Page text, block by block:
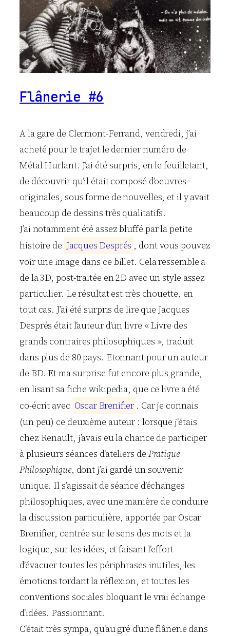
Flânerie #6
A la gare de Clermont-Ferrand, vendredi, j’ai
acheté pour le trajet le dernier numéro de
Métal Hurlant. J’ai été surpris, en le feuilletant,
de découvrir qu’il était composé d’oeuvres
originales, sous forme de nouvelles, et il y avait
beaucoup de dessins très qualitatifs.
J’ai notamment été assez bluffé par la petite
histoire de Jacques Després , dont vous pouvez
voir une image dans ce billet. Cela ressemble a
de la 3D, post-traitée en 2D avec un style assez
particulier. Le résultat est très chouette, en
tout cas. J’ai été surpris de lire que Jacques
Després était l’auteur d’un livre « Livre des
grands contraires philosophiques », traduit
dans plus de 80 pays. Etonnant pour un auteur
de BD. Et ma surprise fut encore plus grande,
en lisant sa fiche wikipedia, que ce livre a été
co-écrit avec Oscar Brenifier . Car je connais
(un peu) ce deuxième auteur : lorsque j’étais
chez Renault, j’avais eu la chance de participer
à plusieurs séances d’ateliers de Pratique
Philosophique, dont j’ai gardé un souvenir
unique. Il s’agissait de séance d’échanges
philosophiques, avec une manière de conduire
la discussion particulière, apportée par Oscar
Brenifier, centrée sur le sens des mots et la
logique, sur les idées, et faisant l’effort
d’évacuer toutes les périphrases inutiles, les
émotions tordant la réflexion, et toutes les
conventions sociales bloquant le vrai échange
d’idées. Passionnant.
C’était très sympa, qu’au gré d’une flânerie dans